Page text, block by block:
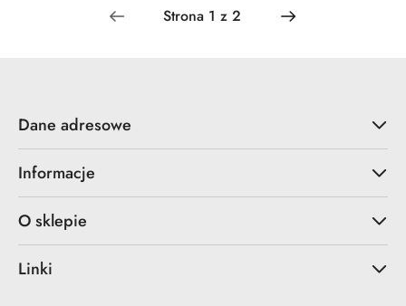
Dane adresowe
Informacje
O sklepie
Linki